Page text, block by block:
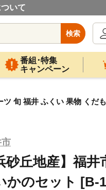
いて
検索
番組･特集
キャンペーン
旬 福井 ふくい 果物 くだ
砂丘地産】福
かのセット [B-